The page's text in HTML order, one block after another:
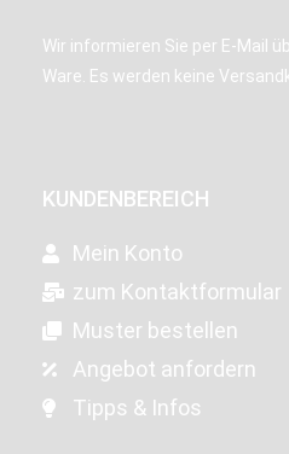
Wir informieren Sie per E-Mail
Ware. Es werden keine
KUNDENBEREICH
Mein Konto
zum Kontaktformular
Muster bestellen
Angebot anfordern
Tipps & Infos